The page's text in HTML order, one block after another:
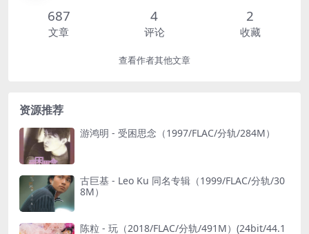
687
文章
4
评论
2
收藏
查看作者其他文章
资源推荐
游鸿明 - 受困思念（1997/FLAC/分轨/284M）
古巨基 - Leo Ku 同名专辑（1999/FLAC/分轨/30
8M）
陈粒 - 玩（2018/FLAC/分轨/491M）(24bit/44.1